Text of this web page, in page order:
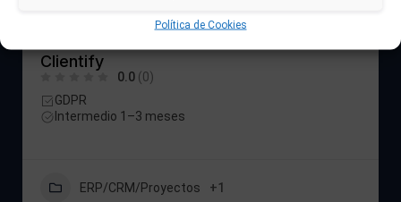
Política de Cookies
Clientify
0.0 (0)
GDPR
Intermedio 1–3 meses
ERP/CRM/Proyectos +1